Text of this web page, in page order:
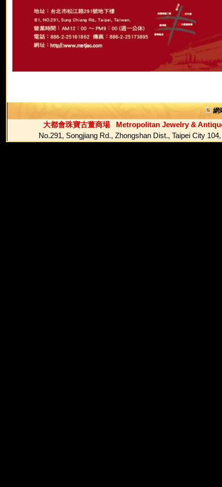
網
大都會珠寶古董商場 Metropolitan Jewelry &
No.291, Songjiang Rd., Zhongshan Dist., Taipei